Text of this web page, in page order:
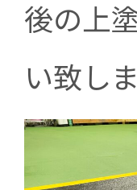
後の上
い致しま